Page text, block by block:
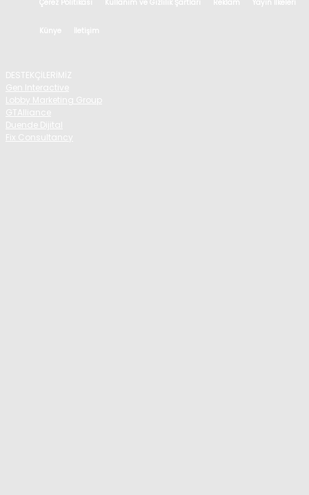
Çerez Politikası Kullanım ve Gizlilik Şartları Reklam Yayın İlkeleri
Künye İletişim
DESTEKÇİLERİMİZ
Gen Interactive
Lobby Marketing Group
GTAlliance
Duende Dijital
Fix Consultancy